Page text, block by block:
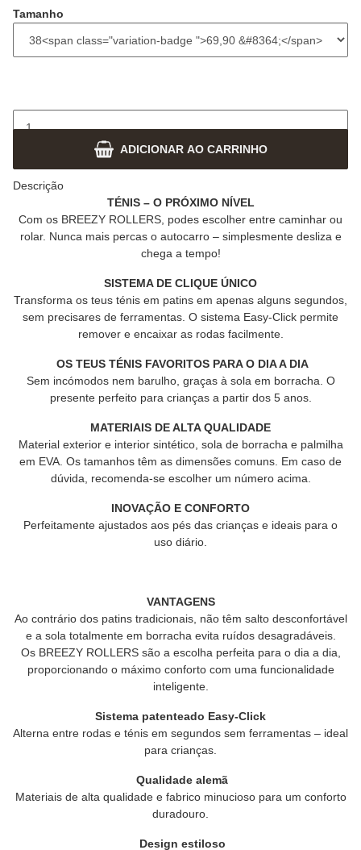
Tamanho
ADICIONAR AO CARRINHO
Descrição
TÉNIS – O PRÓXIMO NÍVEL
Com os BREEZY ROLLERS, podes escolher entre caminhar ou
rolar. Nunca mais percas o autocarro – simplesmente desliza e
chega a tempo!
SISTEMA DE CLIQUE ÚNICO
Transforma os teus ténis em patins em apenas alguns segundos,
sem precisares de ferramentas. O sistema Easy-Click permite
remover e encaixar as rodas facilmente.
OS TEUS TÉNIS FAVORITOS PARA O DIA A DIA
Sem incómodos nem barulho, graças à sola em borracha. O
presente perfeito para crianças a partir dos 5 anos.
MATERIAIS DE ALTA QUALIDADE
Material exterior e interior sintético, sola de borracha e palmilha
em EVA. Os tamanhos têm as dimensões comuns. Em caso de
dúvida, recomenda-se escolher um número acima.
INOVAÇÃO E CONFORTO
Perfeitamente ajustados aos pés das crianças e ideais para o
uso diário.
VANTAGENS
Ao contrário dos patins tradicionais, não têm salto desconfortável
e a sola totalmente em borracha evita ruídos desagradáveis.
Os BREEZY ROLLERS são a escolha perfeita para o dia a dia,
proporcionando o máximo conforto com uma funcionalidade
inteligente.
Sistema patenteado Easy-Click
Alterna entre rodas e ténis em segundos sem ferramentas – ideal
para crianças.
Qualidade alemã
Materiais de alta qualidade e fabrico minucioso para um conforto
duradouro.
Design estiloso